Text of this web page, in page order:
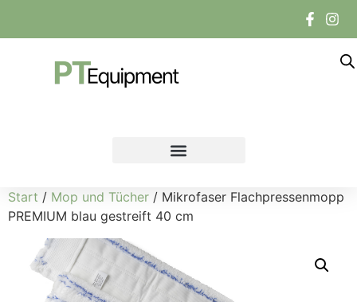
Start / Mop und Tücher / Mikrofaser Flachpressenmopp
PREMIUM blau gestreift 40 cm